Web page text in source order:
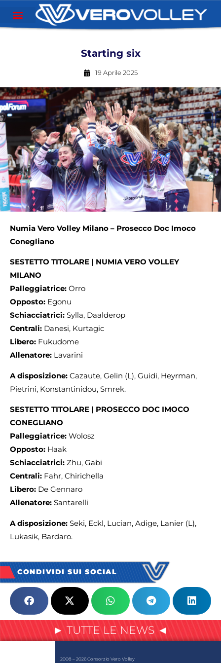
Starting six
19 Aprile 2025
Numia Vero Volley Milano – Prosecco Doc Imoco
Conegliano
SESTETTO TITOLARE | NUMIA VERO VOLLEY
MILANO
Palleggiatrice: Orro
Opposto: Egonu
Schiacciatrici: Sylla, Daalderop
Centrali: Danesi, Kurtagic
Libero: Fukudome
Allenatore: Lavarini
A disposizione: Cazaute, Gelin (L), Guidi, Heyrman,
Pietrini, Konstantinidou, Smrek.
SESTETTO TITOLARE | PROSECCO DOC IMOCO
CONEGLIANO
Palleggiatrice: Wolosz
Opposto: Haak
Schiacciatrici: Zhu, Gabi
Centrali: Fahr, Chirichella
Libero: De Gennaro
Allenatore: Santarelli
A disposizione: Seki, Eckl, Lucian, Adige, Lanier (L),
Lukasik, Bardaro.
CONDIVIDI SUI SOCIAL
► TUTTE LE NEWS ◄
2008 – 2026 Consorzio Vero Volley